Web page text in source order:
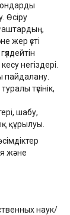
Өсіру
жер үсті
негіздері.
түсінік,
шабу,
құрылуы.
және
наук/